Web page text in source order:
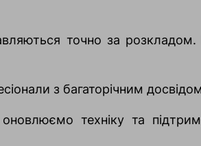
точно за
з багаторічним
техніку та